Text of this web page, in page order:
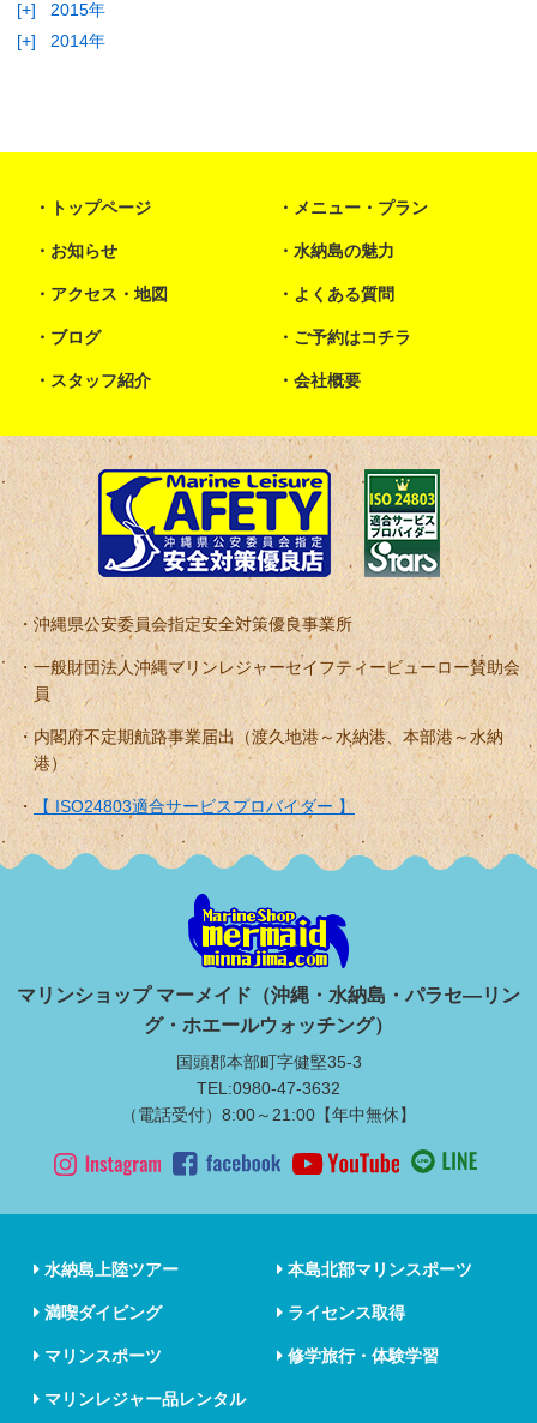
[+]
2015年
[+]
2014年
トップページ メニュー・プラン
お知らせ 水納島の魅力
アクセス・地図 よくある質問
ブログ ご予約はコチラ
スタッフ紹介 会社概要
沖縄県公安委員会指定安全対策優良事業所
一般財団法人沖縄マリンレジャーセイフティービューロー賛助会
員
内閣府不定期航路事業届出（渡久地港～水納港、本部港～水納
港）
【 ISO24803適合サービスプロバイダー 】
マリンショップ マーメイド（沖縄・水納島・パラセ―リン
グ・ホエールウォッチング）
国頭郡本部町字健堅35-3
TEL:0980-47-3632
（電話受付）8:00～21:00【年中無休】
水納島上陸ツアー 本島北部マリンスポーツ
満喫ダイビング ライセンス取得
マリンスポーツ 修学旅行・体験学習
マリンレジャー品レンタル